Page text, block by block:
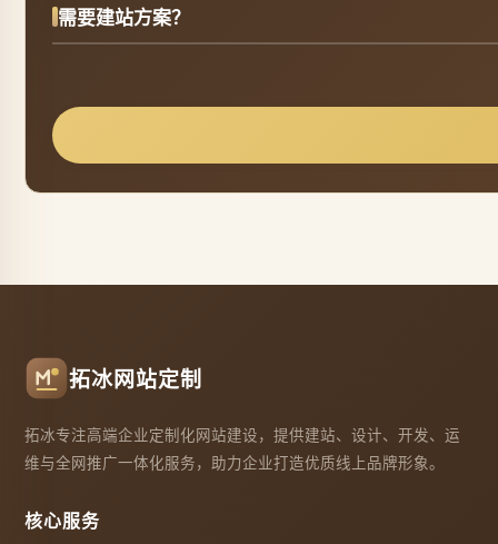
需要建站方案？
拓冰网站定制
拓冰专注高端企业定制化网站建设，提供建站、设计、开发、运
维与全网推广一体化服务，助力企业打造优质线上品牌形象。
核心服务